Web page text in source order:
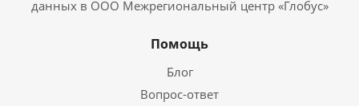
данных в ООО Межрегиональный центр «Глобус»
Помощь
Блог
Вопрос-ответ